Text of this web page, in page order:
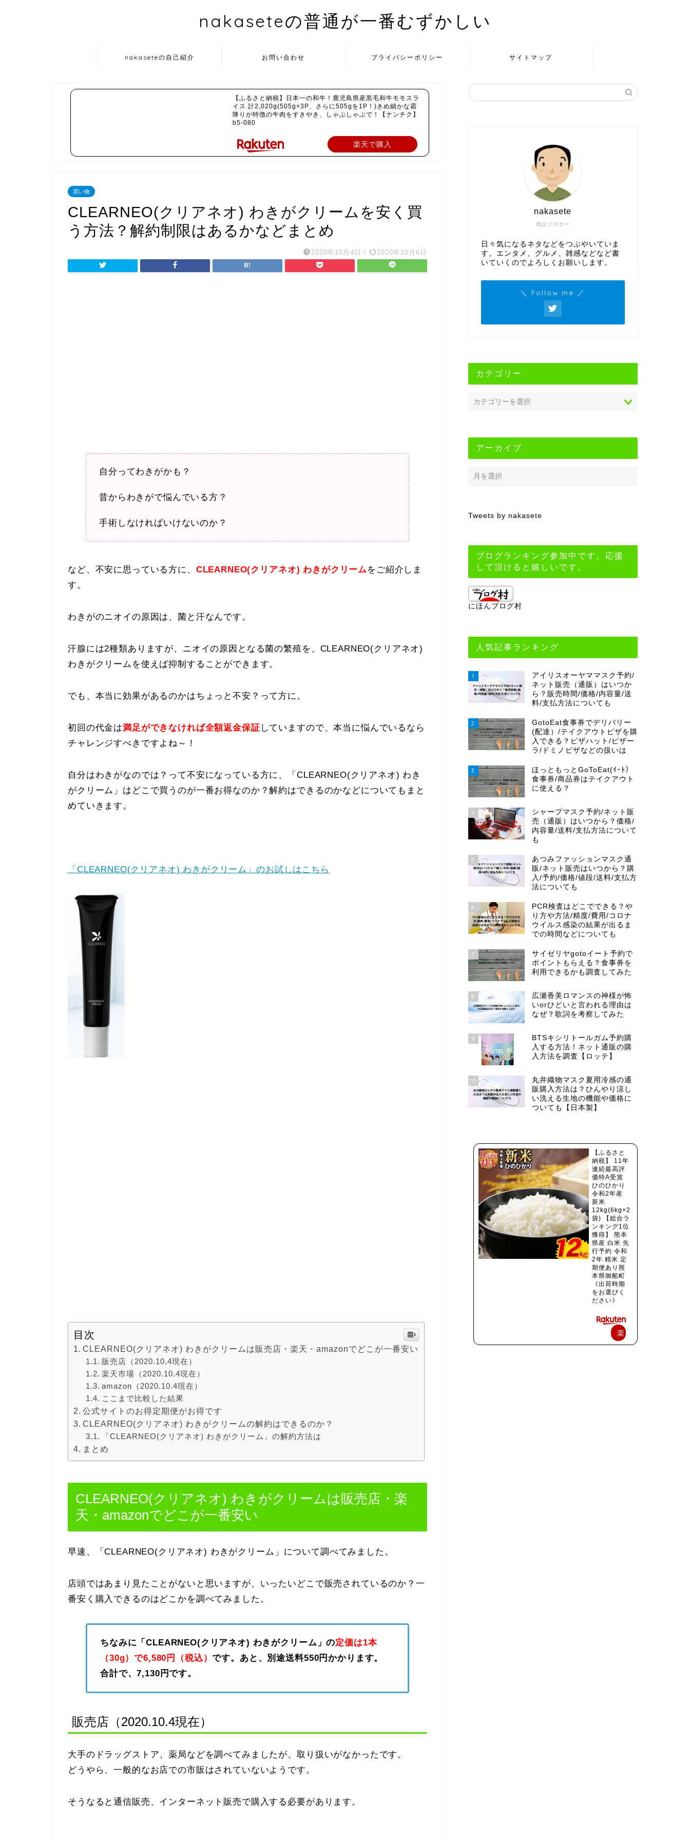
nakaseteの普通が一番むずかしい
nakaseteの自己紹介 お問い合わせ プライバシーポリシー サイトマップ
【ふるさと納税】日本一の和牛！鹿児島県産黒毛和牛モモスラ
イス 計2,020g(505g×3P、さらに505gを1P！)きめ細かな霜
降りが特徴の牛肉をすきやき、しゃぶしゃぶで！【ナンチク】
b5-080
楽天で購入
買い物
CLEARNEO(クリアネオ) わきがクリームを安く買
う方法？解約制限はあるかなどまとめ
2020年10月4日 / 2020年10月6日
自分ってわきがかも？
昔からわきがで悩んでいる方？
手術しなければいけないのか？
など、不安に思っている方に、 CLEARNEO(クリアネオ) わきがクリームをご紹介しま
す。
わきがのニオイの原因は、菌と汗なんです。
汗腺には2種類ありますが、ニオイの原因となる菌の繁殖を、CLEARNEO(クリアネオ)
わきがクリームを使えば抑制することができます。
でも、本当に効果があるのかはちょっと不安？って方に。
初回の代金は満足ができなければ全額返金保証 していますので、本当に悩んでいるなら
チャレンジすべきですよね～！
自分はわきがなのでは？って不安になっている方に、「CLEARNEO(クリアネオ) わき
がクリーム」はどこで買うのが一番お得なのか？解約はできるのかなどについてもまと
めていきます。
「CLEARNEO(クリアネオ) わきがクリーム」のお試しはこちら
目次
CLEARNEO(クリアネオ) わきがクリームは販売店・楽天・amazonでどこが一番安い
販売店（2020.10.4現在）
楽天市場（2020.10.4現在）
amazon（2020.10.4現在）
ここまで比較した結果
公式サイトのお得定期便がお得です
CLEARNEO(クリアネオ) わきがクリームの解約はできるのか？
「CLEARNEO(クリアネオ) わきがクリーム」の解約方法は
まとめ
CLEARNEO(クリアネオ) わきがクリームは販売店・楽
天・amazonでどこが一番安い
早速、「CLEARNEO(クリアネオ) わきがクリーム」について調べてみました。
店頭ではあまり見たことがないと思いますが、いったいどこで販売されているのか？一
番安く購入できるのはどこかを調べてみました。
ちなみに「CLEARNEO(クリアネオ) わきがクリーム」の定価は1本
（30g）で6,580円（税込）です。あと、別途送料550円かかります。
合計で、7,130円です。
販売店（2020.10.4現在）
大手のドラッグストア、薬局などを調べてみましたが、取り扱いがなかったです。
どうやら、一般的なお店での市販はされていないようです。
そうなると通信販売、インターネット販売で購入する必要があります。
雑記ブロガー
nakasete
日々気になるネタなどをつぶやいていま
す。エンタメ、グルメ、雑感などなど書
いていくのでよろしくお願いします。
＼ Follow me ／
カテゴリー
アーカイブ
Tweets by nakasete
ブログランキング参加中です。応援
して頂けると嬉しいです。
にほんブログ村
人気記事ランキング
1
アイリスオーヤママスク予約/
ネット販売（通販）はいつか
ら？販売時間/価格/内容量/送
料/支払方法についても
2
GotoEat食事券でデリバリー
(配達）/テイクアウトピザを購
入できる？ピザハット/ピザー
ラ/ドミノピザなどの扱いは
3
ほっともっとGoToEat(ｲｰﾄ）
食事券/商品券はテイクアウト
に使える？
4
シャープマスク予約/ネット販
売（通販）はいつから？価格/
内容量/送料/支払方法について
も
5
あつみファッションマスク通
販/ネット販売はいつから？購
入/予約/価格/値段/送料/支払方
法についても
6
PCR検査はどこでできる？や
り方や方法/精度/費用/コロナ
ウイルス感染の結果が出るま
での時間などについても
7
サイゼリヤgotoイート予約で
ポイントもらえる？食事券を
利用できるかも調査してみた
8
広瀬香美ロマンスの神様が怖
いorひどいと言われる理由は
なぜ？歌詞を考察してみた
9
BTSキシリトールガム予約購
入する方法！ネット通販の購
入方法を調査【ロッテ】
10
丸井織物マスク夏用冷感の通
販購入方法は？ひんやり涼し
い洗える生地の機能や価格に
ついても【日本製】
【ふるさと
納税】 11年
連続最高評
価特A受賞
ひのひかり
令和2年産
新米
12kg(6kg×2
袋) 【総合ラ
ンキング1位
獲得】 熊本
県産 白米 先
行予約 令和
2年 精米 定
期便あり熊
本県御船町
《出荷時期
をお選びく
ださい》
楽